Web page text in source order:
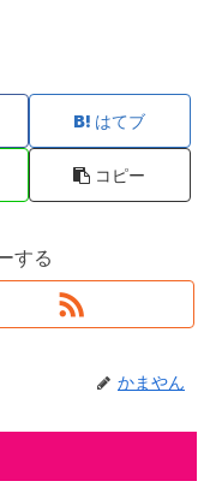
はてブ
コピー
する
かまやん